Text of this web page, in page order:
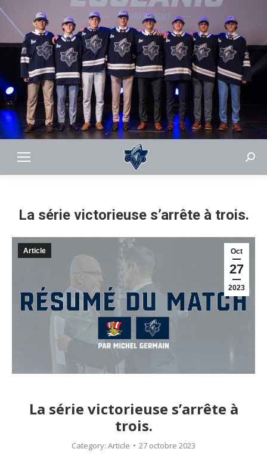
La série victorieuse s’arrête à trois.
Oct
27
2023
Article
La série victorieuse s’arrête à
trois.
Category: Article 27 octobre 2023